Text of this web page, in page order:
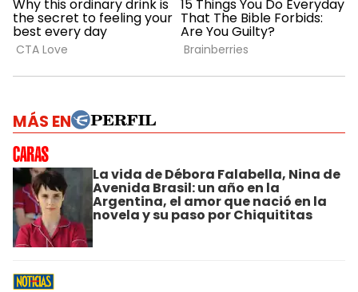
MÁS EN
La vida de Débora Falabella, Nina de
Avenida Brasil: un año en la
Argentina, el amor que nació en la
novela y su paso por Chiquititas